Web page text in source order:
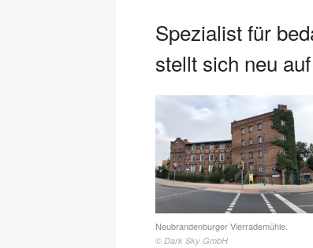
Spezialist für
stellt sich neu auf
Neubrandenburger Vierrademühle.
© Dark Sky GmbH